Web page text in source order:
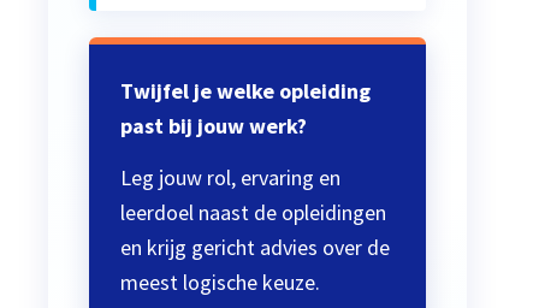
Twijfel je welke opleiding
past bij jouw werk?
Leg jouw rol, ervaring en
leerdoel naast de opleidingen
en krijg gericht advies over de
meest logische keuze.